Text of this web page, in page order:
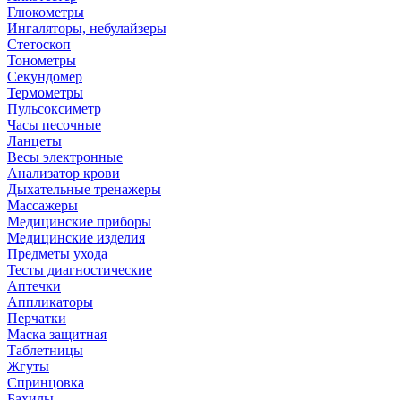
Глюкометры
Ингаляторы, небулайзеры
Стетоскоп
Тонометры
Секундомер
Термометры
Пульсоксиметр
Часы песочные
Ланцеты
Весы электронные
Анализатор крови
Дыхательные тренажеры
Массажеры
Медицинские приборы
Медицинские изделия
Предметы ухода
Тесты диагностические
Аптечки
Аппликаторы
Перчатки
Маска защитная
Таблетницы
Жгуты
Спринцовка